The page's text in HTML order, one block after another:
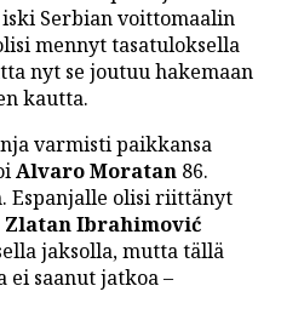
iski Serbian voittomaalin
mennyt tasatuloksella
nyt se joutuu hakemaan
kautta.
varmisti paikkansa
Alvaro Moratan 86.
Espanjalle olisi riittänyt
Zlatan Ibrahimović
jaksolla, mutta tällä
saanut jatkoa –